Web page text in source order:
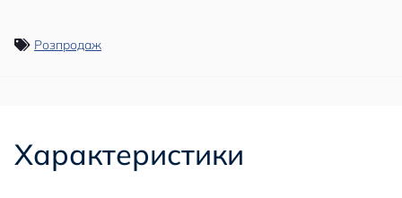
Розпродаж
Характеристики